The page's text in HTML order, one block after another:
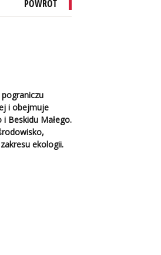
POWRÓT
i obejmuje
Beskidu Małego.
ekologii.